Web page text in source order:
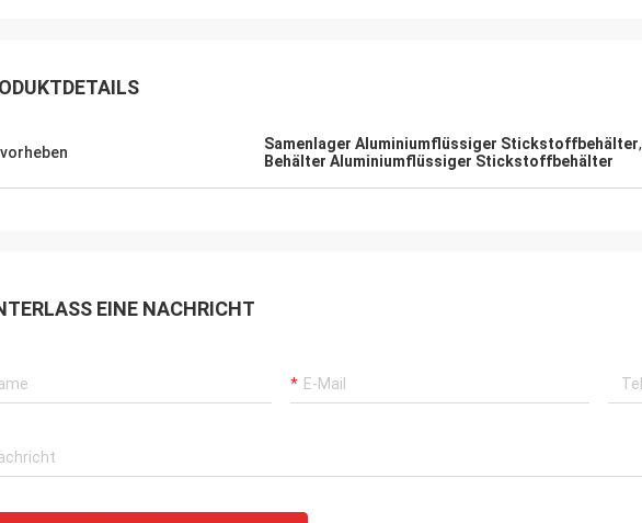
Samenlager Aluminiumflüssiger Stickstoffbehälter,
Behälter Aluminiumflüssiger Stickstoffbehälter
EINE NACHRICHT